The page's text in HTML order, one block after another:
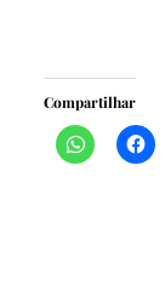
Compartilhar